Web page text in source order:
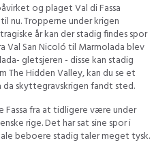
og plaget Val di Fassa
nu. Tropperne under krigen
år kan der stadig findes spor
Val San Nicoló til Marmolada blev
gletsjeren - disse kan stadig
The Hidden Valley, kan du se et
skyttegravskrigen fandt sted.
Fassa fra at tidligere være under
rige. Det har sat sine spor i
beboere stadig taler meget tysk.